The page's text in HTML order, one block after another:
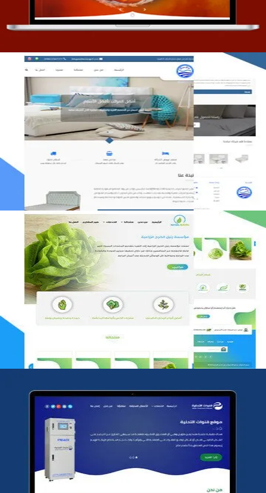
مصنع المراتب الخليجية
مؤسسة رتيل الخرج الزراعية
التفاصيل
شركة قنوات التحليه
التفاصيل